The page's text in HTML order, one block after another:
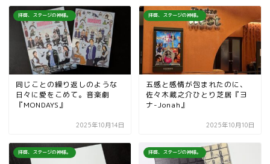
拝啓、ステージの神様。
同じことの繰り返しのような
日々に愛をこめて。音楽劇
『MONDAYS』
2025年10月14日
拝啓、ステージの神様。
五感と感情が包まれたのに、
佐々木蔵之介ひとり芝居『ヨ
ナ-Jonah』
2025年10月10日
拝啓、ステージの神様。 拝啓、ステージの神様。